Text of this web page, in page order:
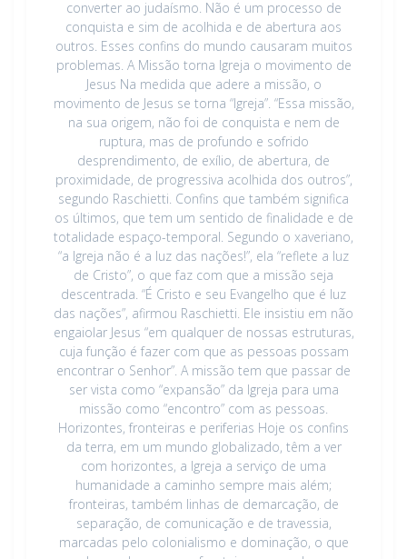
converter ao judaísmo. Não é um processo de
conquista e sim de acolhida e de abertura aos
outros. Esses confins do mundo causaram muitos
problemas. A Missão torna Igreja o movimento de
Jesus Na medida que adere a missão, o
movimento de Jesus se torna “Igreja”. “Essa missão,
na sua origem, não foi de conquista e nem de
ruptura, mas de profundo e sofrido
desprendimento, de exílio, de abertura, de
proximidade, de progressiva acolhida dos outros”,
segundo Raschietti. Confins que também significa
os últimos, que tem um sentido de finalidade e de
totalidade espaço-temporal. Segundo o xaveriano,
“a Igreja não é a luz das nações!”, ela “reflete a luz
de Cristo”, o que faz com que a missão seja
descentrada. “É Cristo e seu Evangelho que é luz
das nações”, afirmou Raschietti. Ele insistiu em não
engaiolar Jesus “em qualquer de nossas estruturas,
cuja função é fazer com que as pessoas possam
encontrar o Senhor”. A missão tem que passar de
ser vista como “expansão” da Igreja para uma
missão como “encontro” com as pessoas.
Horizontes, fronteiras e periferias Hoje os confins
da terra, em um mundo globalizado, têm a ver
com horizontes, a Igreja a serviço de uma
humanidade a caminho sempre mais além;
fronteiras, também linhas de demarcação, de
separação, de comunicação e de travessia,
marcadas pelo colonialismo e dominação, o que